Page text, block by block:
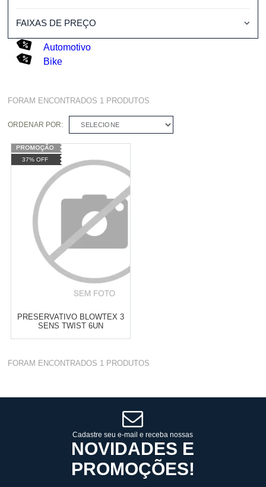
FAIXAS DE PREÇO
Automotivo
Bike
FORAM ENCONTRADOS 1 PRODUTOS
ORDENAR POR: SELECIONE
37% OFF
PRESERVATIVO BLOWTEX 3
SENS TWIST 6UN
Varejo: R$ 4.050,70
10 x de R$ 255,09
FORAM ENCONTRADOS 1 PRODUTOS
Cadastre seu e-mail e receba nossas
NOVIDADES E
PROMOÇÕES!